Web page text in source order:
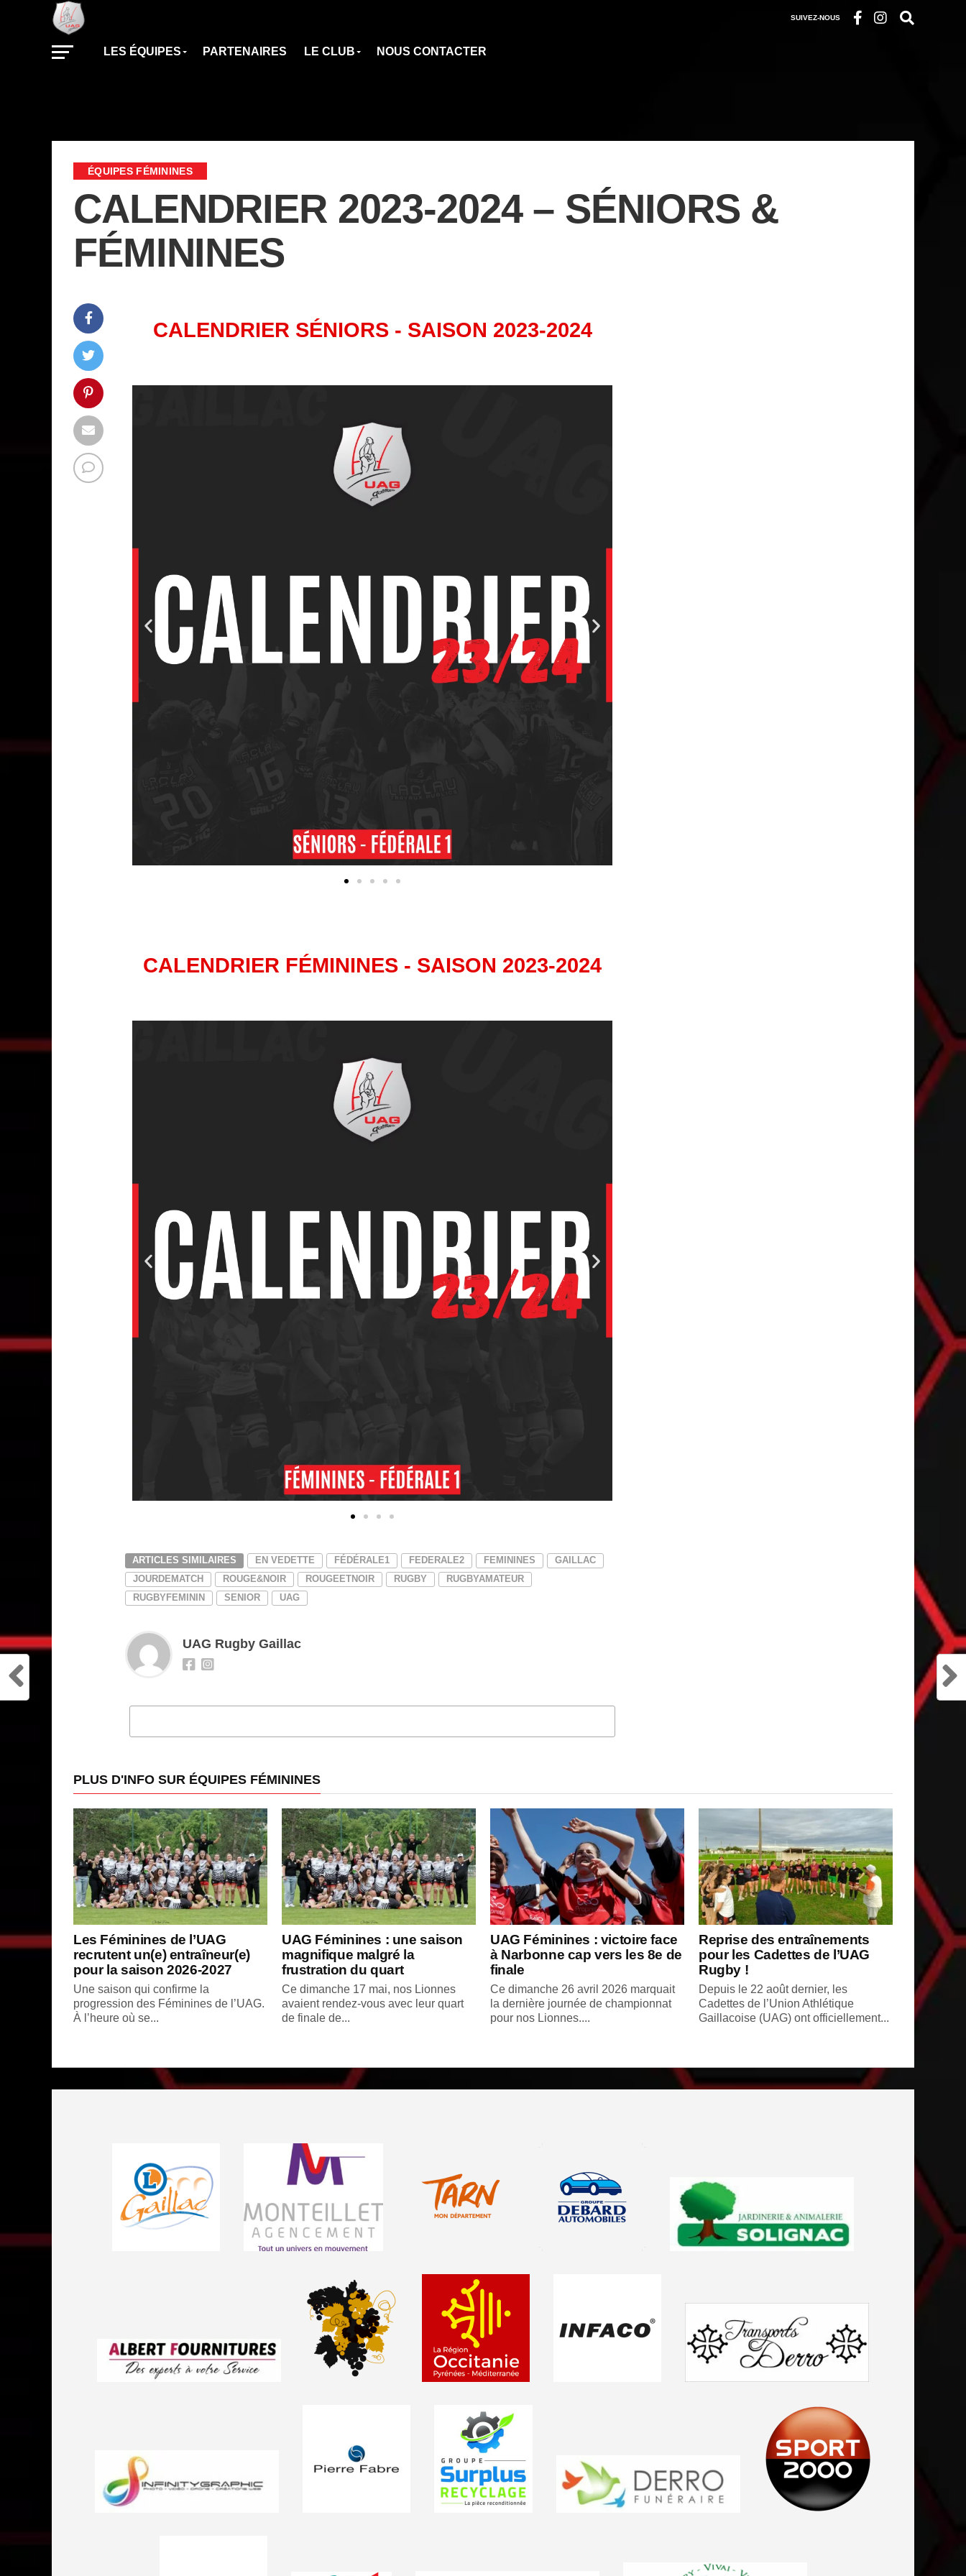
SUIVEZ-NOUS
LES ÉQUIPES PARTENAIRES LE CLUB NOUS CONTACTER
ÉQUIPES FÉMININES
CALENDRIER 2023-2024 – SÉNIORS &
FÉMININES
CALENDRIER SÉNIORS - SAISON 2023-2024
CALENDRIER FÉMININES - SAISON 2023-2024
ARTICLES SIMILAIRES EN VEDETTE FÉDÉRALE1 FEDERALE2 FEMININES
GAILLAC
JOURDEMATCH
ROUGE&NOIR ROUGEETNOIR RUGBY
RUGBYAMATEUR
RUGBYFEMININ
SENIOR UAG
UAG Rugby Gaillac
PLUS D'INFO SUR ÉQUIPES FÉMININES
Les Féminines de l’UAG
recrutent un(e) entraîneur(e)
pour la saison 2026-2027
Une saison qui confirme la
progression des Féminines de l’UAG.
À l’heure où se...
UAG Féminines : une saison
magnifique malgré la
frustration du quart
Ce dimanche 17 mai, nos Lionnes
avaient rendez-vous avec leur quart
de finale de...
UAG Féminines : victoire face
à Narbonne cap vers les 8e de
finale
Ce dimanche 26 avril 2026 marquait
la dernière journée de championnat
pour nos Lionnes....
Reprise des entraînements
pour les Cadettes de l’UAG
Rugby !
Depuis le 22 août dernier, les
Cadettes de l’Union Athlétique
Gaillacoise (UAG) ont officiellement...